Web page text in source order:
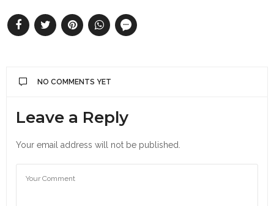
NO COMMENTS YET
Leave a Reply
Your email address will not be published.